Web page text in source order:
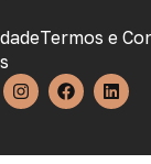
Termos e